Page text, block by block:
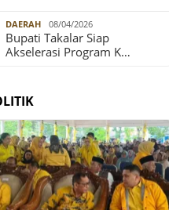
DAERAH 08/04/2026
Bupati Takalar Siap
Akselerasi Program K…